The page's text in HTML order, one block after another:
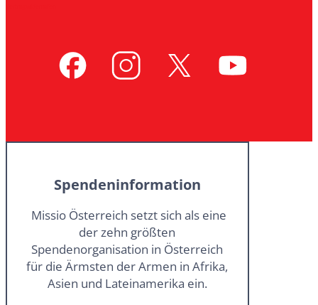
Spendeninformation
Missio Österreich setzt sich als eine
der zehn größten
Spendenorganisation in Österreich
für die Ärmsten der Armen in Afrika,
Asien und Lateinamerika ein.